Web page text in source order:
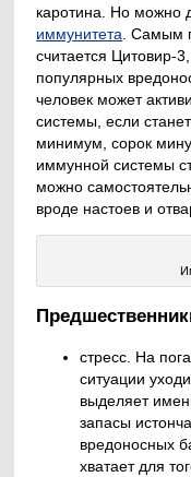
каротина. Но можно
иммунитета . Самым
считается Цитовир-
популярных
человек может
системы, если
минимум, сорок
иммунной системы
можно
вроде настоев и
стресс. На
ситуации
выделяет
запасы
вредоносных
хватает для